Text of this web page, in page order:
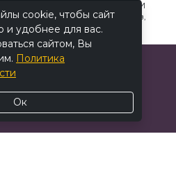
самое ценное, что у нас есть. И
один из ключевых факторов,
и благополучие.
cookie, чтобы сайт
и удобнее для вас.
сайтом, Вы
Политика
Ок